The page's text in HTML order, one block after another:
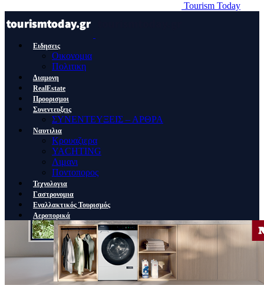
Tourism Today
Ειδησεις
Οικονομια
Πολιτικη
Διαμονη
RealEstate
Προορισμοι
Συνεντευξεις
ΣΥΝΕΝΤΕΥΞΕΙΣ – ΑΡΘΡΑ
Ναυτιλια
Κρουαζιερα
YACHTING
Λιμανι
Ποντοπορος
Τεχνολογια
Γαστρονομια
Εναλλακτικός Τουρισμός
Αεροπορικά